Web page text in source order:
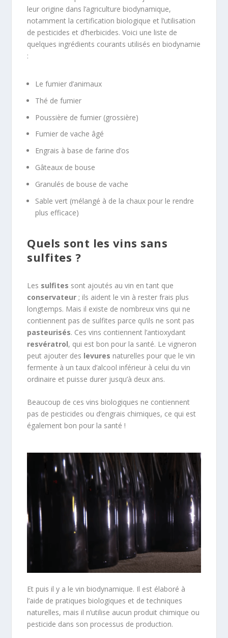
leur origine dans l’agriculture biodynamique,
notamment la certification biologique et l’utilisation
de pesticides et d’herbicides. Voici une liste de
quelques ingrédients courants utilisés en biodynamie
:
Le fumier d’animaux
Thé de fumier
Poussière de fumier (grossière)
Fumier de vache âgé
Engrais à base de farine d’os
Gâteaux de bouse
Granulés de bouse de vache
Sable vert (mélangé à de la chaux pour le rendre
plus efficace)
Quels sont les vins sans
sulfites ?
Les sulfites sont ajoutés au vin en tant que
conservateur ; ils aident le vin à rester frais plus
longtemps. Mais il existe de nombreux vins qui ne
contiennent pas de sulfites parce qu’ils ne sont pas
pasteurisés. Ces vins contiennent l’antioxydant
resvératrol, qui est bon pour la santé. Le vigneron
peut ajouter des levures naturelles pour que le vin
fermente à un taux d’alcool inférieur à celui du vin
ordinaire et puisse durer jusqu’à deux ans.
Beaucoup de ces vins biologiques ne contiennent
pas de pesticides ou d’engrais chimiques, ce qui est
également bon pour la santé !
Et puis il y a le vin biodynamique. Il est élaboré à
l’aide de pratiques biologiques et de techniques
naturelles, mais il n’utilise aucun produit chimique ou
pesticide dans son processus de production.